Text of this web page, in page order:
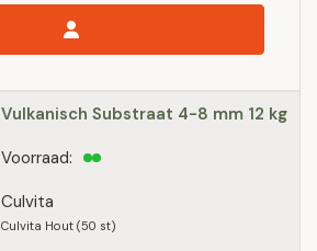
Vulkanisch Substraat 4-8 mm 12 kg
Culvita
Culvita Hout (50 st)
Voorraad: